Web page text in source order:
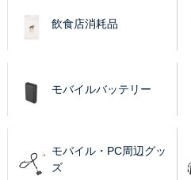
飲食店消耗品
モバイルバッテリー
モバイル・PC周辺グッ
ズ